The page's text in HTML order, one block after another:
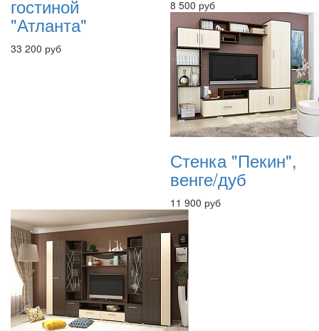
гостиной
"Атланта"
33 200 руб
8 500 руб
Стенка "Пекин",
венге/дуб
11 900 руб